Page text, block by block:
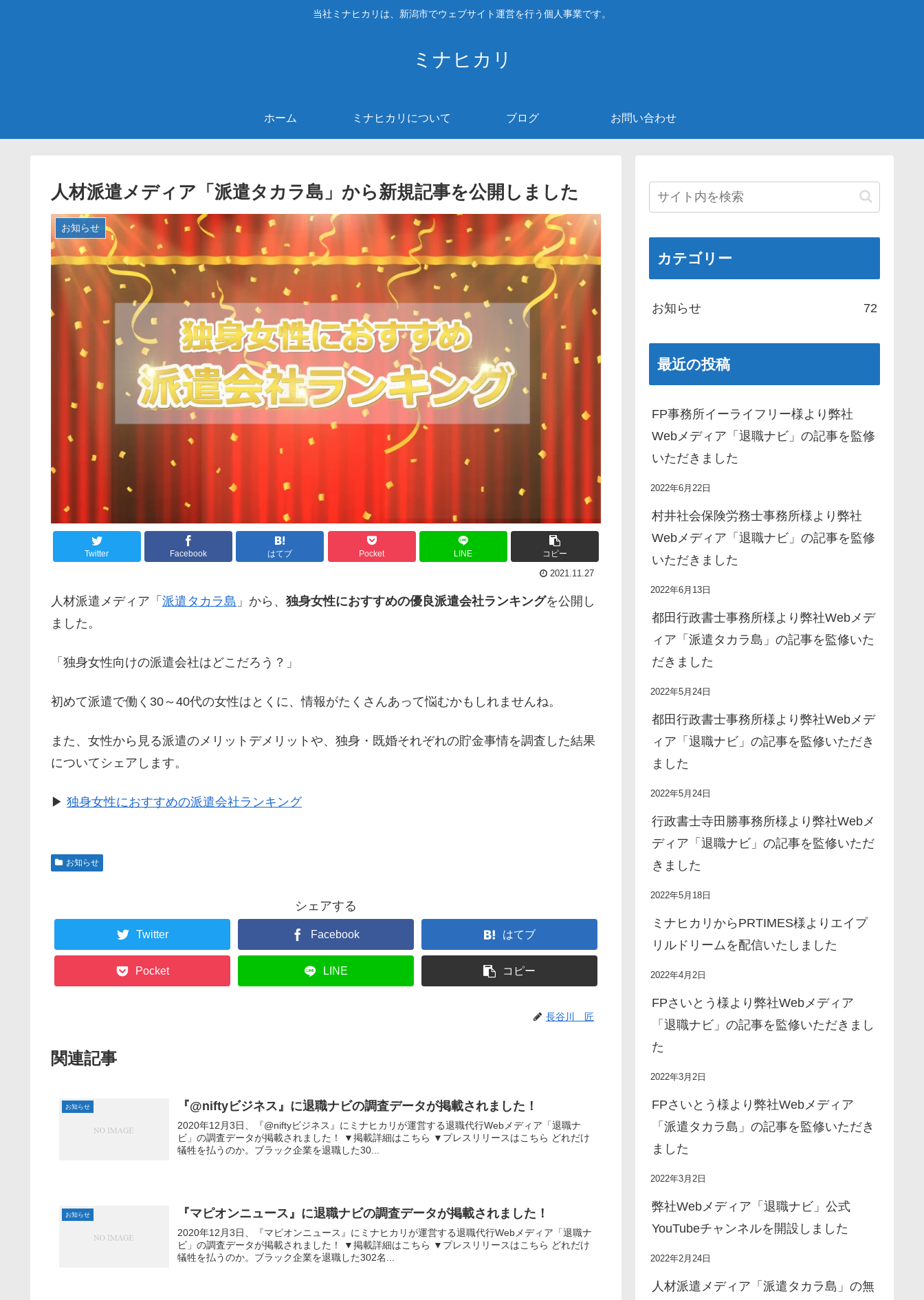
当社ミナヒカリは、新潟市でウェブサイト運営を行う個人事業です。
ミナヒカリ
ホーム ミナヒカリについて ブログ お問い合わせ
人材派遣メディア「派遣タカラ島」から新規記事を公開しました
お知らせ
Twitter Facebook はてブ Pocket LINE コピー
2021.11.27
人材派遣メディア「 派遣タカラ島 」から、 独身女性におすすめの優良派遣会社ランキングを公開し
ました。
「独身女性向けの派遣会社はどこだろう？」
初めて派遣で働く30～40代の女性はとくに、情報がたくさんあって悩むかもしれませんね。
また、女性から見る派遣のメリットデメリットや、独身・既婚それぞれの貯金事情を調査した結果
についてシェアします。
▶ 独身女性におすすめの派遣会社ランキング
お知らせ
シェアする
Twitter Facebook はてブ
Pocket LINE コピー
長谷川 匠
関連記事
お知らせ 『@niftyビジネス』に退職ナビの調査データが掲載されました！
2020年12月3日、『@niftyビジネス』にミナヒカリが運営する退職代行Webメディア「退職ナ
ビ」の調査データが掲載されました！ ▼掲載詳細はこちら ▼プレスリリースはこちら どれだけ
犠牲を払うのか。ブラック企業を退職した30...
お知らせ 『マピオンニュース』に退職ナビの調査データが掲載されました！
2020年12月3日、『マピオンニュース』にミナヒカリが運営する退職代行Webメディア「退職ナ
ビ」の調査データが掲載されました！ ▼掲載詳細はこちら ▼プレスリリースはこちら どれだけ
犠牲を払うのか。ブラック企業を退職した302名...
カテゴリー
お知らせ 72
最近の投稿
FP事務所イーライフリー様より弊社
Webメディア「退職ナビ」の記事を監修
いただきました
2022年6月22日
村井社会保険労務士事務所様より弊社
Webメディア「退職ナビ」の記事を監修
いただきました
2022年6月13日
都田行政書士事務所様より弊社Webメデ
ィア「派遣タカラ島」の記事を監修いた
だきました
2022年5月24日
都田行政書士事務所様より弊社Webメデ
ィア「退職ナビ」の記事を監修いただき
ました
2022年5月24日
行政書士寺田勝事務所様より弊社Webメ
ディア「退職ナビ」の記事を監修いただ
きました
2022年5月18日
ミナヒカリからPRTIMES様よりエイプ
リルドリームを配信いたしました
2022年4月2日
FPさいとう様より弊社Webメディア
「退職ナビ」の記事を監修いただきまし
た
2022年3月2日
FPさいとう様より弊社Webメディア
「派遣タカラ島」の記事を監修いただき
ました
2022年3月2日
弊社Webメディア「退職ナビ」公式
YouTubeチャンネルを開設しました
2022年2月24日
人材派遣メディア「派遣タカラ島」の無